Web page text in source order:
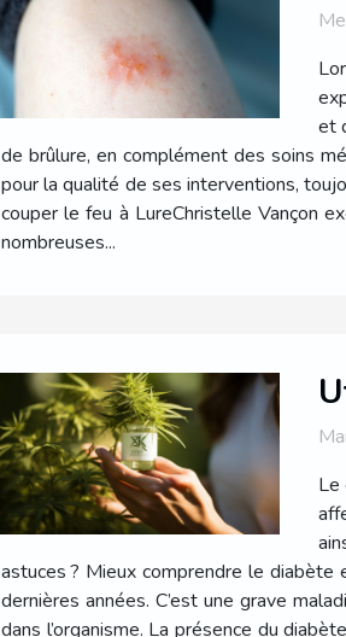
et
de brûlure, en complément des soins
pour la qualité de ses interventions,
couper le feu à LureChristelle Vançon
nombreuses...
Le
astuces ? Mieux comprendre le
dernières années. C’est une grave
dans l’organisme. La présence du